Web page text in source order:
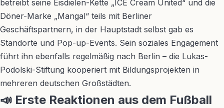
betreibt seine Eisdielen-Kette „ICE Cream United“ und die
Döner-Marke „Mangal“ teils mit Berliner
Geschäftspartnern, in der Hauptstadt selbst gab es
Standorte und Pop-up-Events. Sein soziales Engagement
führt ihn ebenfalls regelmäßig nach Berlin – die Lukas-
Podolski-Stiftung kooperiert mit Bildungsprojekten in
mehreren deutschen Großstädten.
📣 Erste Reaktionen aus dem Fußball